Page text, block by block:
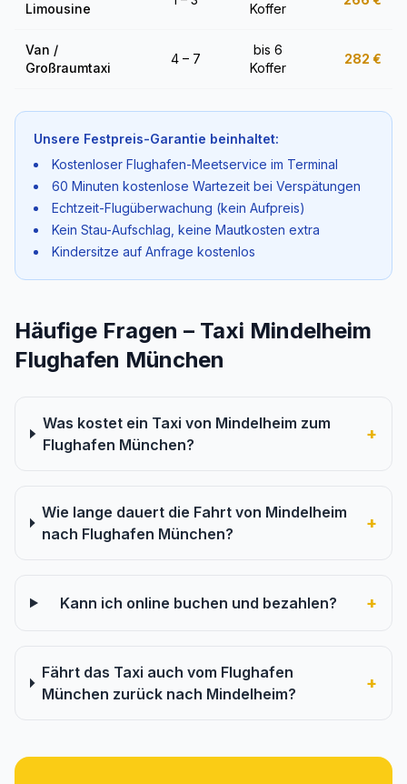
Limousine Koffer
Van /
Großraumtaxi
4 – 7
bis 6
Koffer
282 €
Unsere Festpreis-Garantie beinhaltet:
Kostenloser Flughafen-Meetservice im Terminal
60 Minuten kostenlose Wartezeit bei Verspätungen
Echtzeit-Flugüberwachung (kein Aufpreis)
Kein Stau-Aufschlag, keine Mautkosten extra
Kindersitze auf Anfrage kostenlos
Häufige Fragen – Taxi Mindelheim
Flughafen München
Was kostet ein Taxi von Mindelheim zum
Flughafen München?
+
Wie lange dauert die Fahrt von Mindelheim
nach Flughafen München?
+
Kann ich online buchen und bezahlen? +
Fährt das Taxi auch vom Flughafen
München zurück nach Mindelheim?
+